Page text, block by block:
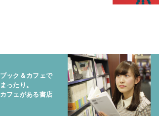
ブック＆カフェで
まったり。
カフェがある書店